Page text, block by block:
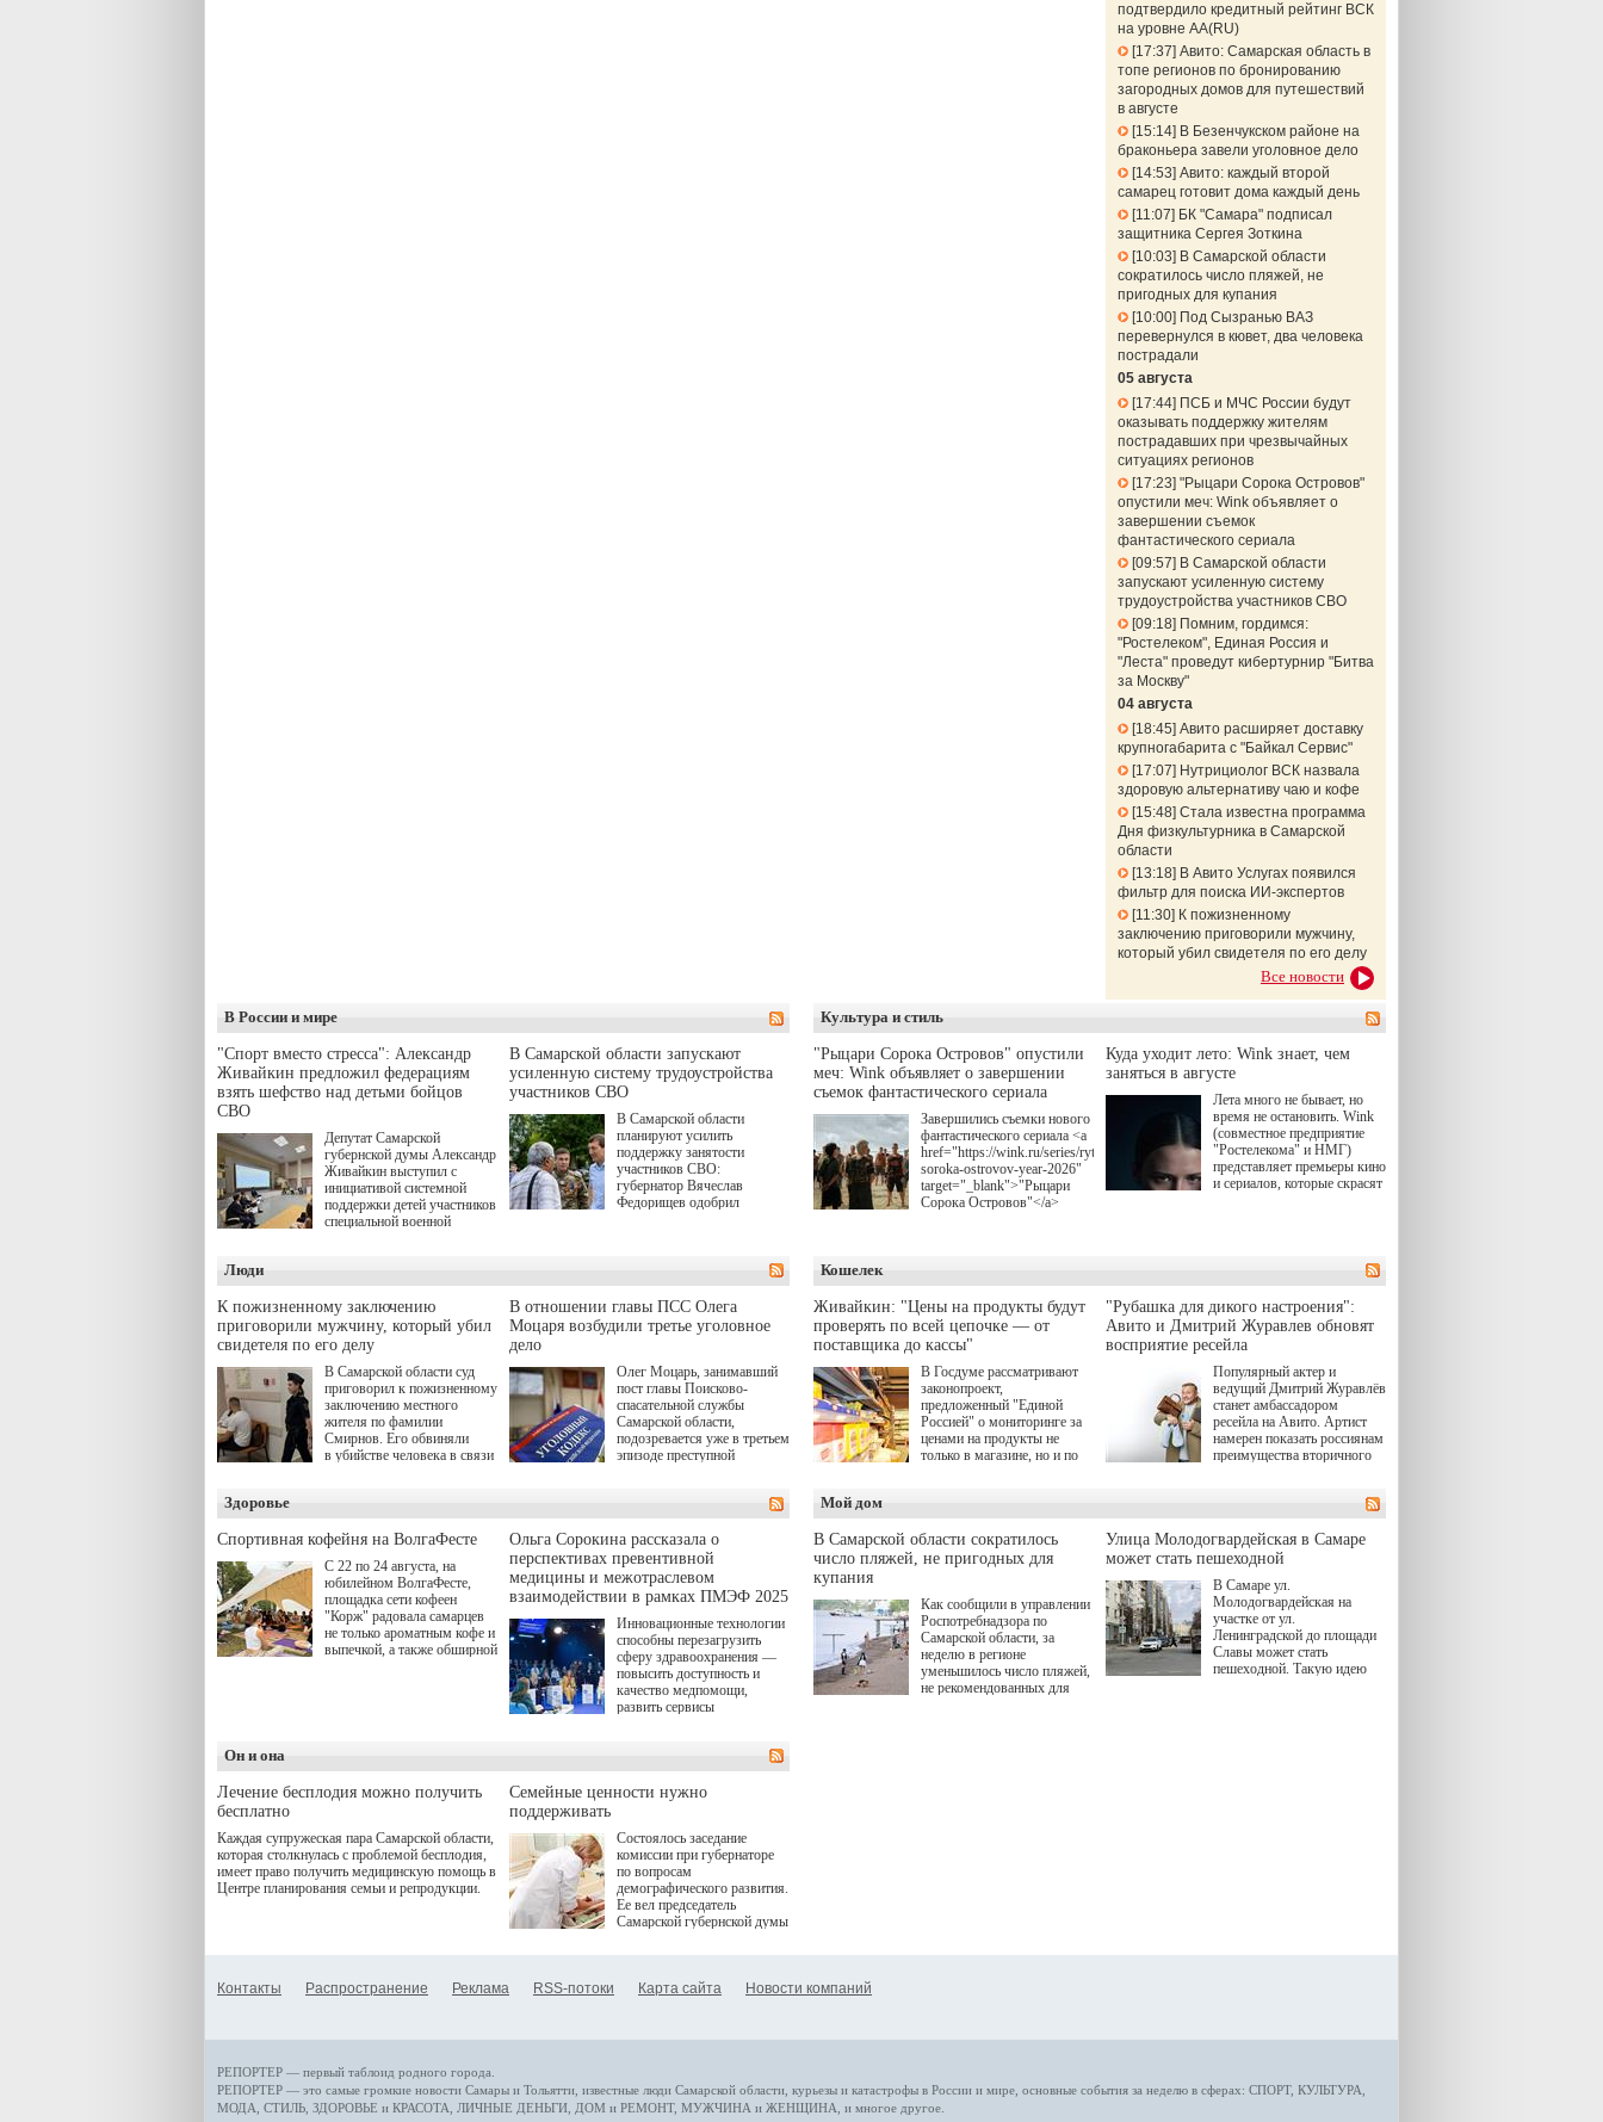
подтвердило кредитный рейтинг ВСК
на уровне АА(RU)
17:37 Авито: Самарская область в
топе регионов по бронированию
загородных домов для путешествий
в августе
15:14 В Безенчукском районе на
браконьера завели уголовное дело
14:53 Авито: каждый второй
самарец готовит дома каждый день
11:07
БК "Самара" подписал
защитника Сергея Зоткина
10:03
В Самарской области
сократилось число пляжей, не
пригодных для купания
10:00 Под Сызранью ВАЗ
перевернулся в кювет, два человека
пострадали
05 августа
17:44 ПСБ и МЧС России будут
оказывать поддержку жителям
пострадавших при чрезвычайных
ситуациях регионов
17:23 "Рыцари Сорока Островов"
опустили меч: Wink объявляет о
завершении съемок
фантастического сериала
09:57
В Самарской области
запускают усиленную систему
трудоустройства участников СВО
09:18 Помним, гордимся:
"Ростелеком", Единая Россия и
"Леста" проведут кибертурнир "Битва
за Москву"
04 августа
18:45 Авито расширяет доставку
крупногабарита с "Байкал Сервис"
17:07
Нутрициолог ВСК назвала
здоровую альтернативу чаю и кофе
15:48 Стала известна программа
Дня физкультурника в Самарской
области
13:18 В Авито Услугах появился
фильтр для поиска ИИ-экспертов
11:30 К пожизненному
заключению приговорили мужчину,
который убил свидетеля по его делу
Все новости
В России и мире
"Спорт вместо стресса": Александр
Живайкин предложил федерациям
взять шефство над детьми бойцов
СВО
Депутат Самарской
губернской думы Александр
Живайкин выступил с
инициативой системной
поддержки детей участников
специальной военной
"Помощь фронту и семьям
участников СВО", которая
прошла в Отрадном 7
августа.
В Самарской области запускают
усиленную систему трудоустройства
участников СВО
В Самарской области
планируют усилить
поддержку занятости
участников СВО:
губернатор Вячеслав
Федорищев одобрил
Живайкина, направленные
на трудоустройство и более
спокойную адаптацию к
мирной жизни.
Культура и стиль
"Рыцари Сорока Островов" опустили
меч: Wink объявляет о завершении
съемок фантастического сериала
Завершились съемки нового
фантастического сериала <a
href="https://wink.ru/series/rytsari-
soroka-ostrovov-year-2026"
target="_blank">"Рыцари
Сорока Островов"</a>
одноименного романа
Сергея Лукьяненко. Главные
роли в проекте исполнили
Артем Кошман, Полина
Гухман, Вероника
Устимова, Олег Савостюк,
Святослав Рогожан, Кузьма
Котрелёв, Никита
Кологривый, Елисей
Чучилин, Александра
Нестерова, Ника Жукова, а
Волкова в роли родителей.
Режиссер-постановщик
проекта — Егор Чичканов
(сериалы "Комбинация", "И
Куда уходит лето: Wink знает, чем
заняться в августе
Лета много не бывает, но
время не остановить. Wink
(совместное предприятие
"Ростелекома" и НМГ)
представляет премьеры кино
и сериалов, которые скрасят
target="_blank">"Холод"
</a> (18+) останется только
на экране — весь август по
четвергам продолжат
выходить новые эпизоды
сериала, в котором
беспощадным возмездием в
духе графа Монте-Кристо
занимается наша
современница.
Люди
К пожизненному заключению
приговорили мужчину, который убил
свидетеля по его делу
В Самарской области суд
приговорил к пожизненному
заключению местного
жителя по фамилии
Смирнов. Его обвиняли
в убийстве человека в связи
В отношении главы ПСС Олега
Моцаря возбудили третье уголовное
дело
Олег Моцарь, занимавший
пост главы Поисково-
спасательной службы
Самарской области,
подозревается уже в третьем
эпизоде преступной
о превышении полномочий,
а сам он находится в СИЗО.
Кошелек
Живайкин: "Цены на продукты будут
проверять по всей цепочке — от
поставщика до кассы"
В Госдуме рассматривают
законопроект,
предложенный "Единой
Россией" о мониторинге за
ценами на продукты не
только в магазине, но и по
подорожания было понятно,
где именно цена "поехала"
вверх и кто её разогнал.
"Рубашка для дикого настроения":
Авито и Дмитрий Журавлев обновят
восприятие ресейла
Популярный актер и
ведущий Дмитрий Журавлёв
станет амбассадором
ресейла на Авито. Артист
намерен показать россиянам
преимущества вторичного
для современного и умного
человека.
Здоровье
Спортивная кофейня на ВолгаФесте
С 22 по 24 августа, на
юбилейном ВолгаФесте,
площадка сети кофеен
"Корж" радовала самарцев
не только ароматным кофе и
выпечкой, а также обширной
Ольга Сорокина рассказала о
перспективах превентивной
медицины и межотраслевом
взаимодействии в рамках ПМЭФ 2025
Инновационные технологии
способны перезагрузить
сферу здравоохранения —
повысить доступность и
качество медпомощи,
развить сервисы
определенными барьерами.
К ним можно отнести
возникающие при работе с
данными пациентов. Для
более динамичного роста
проникновения инноваций в
сегмент необходимо кросс-
отраслевое взаимодействие
рассказала Ольга Сорокина,
ходе сессии "Развитие
качества жизни" в рамках
ПМЭФ 2025. В дискуссии
Мой дом
В Самарской области сократилось
число пляжей, не пригодных для
купания
Как сообщили в управлении
Роспотребнадзора по
Самарской области, за
неделю в регионе
уменьшилось число пляжей,
не рекомендованных для
Улица Молодогвардейская в Самаре
может стать пешеходной
В Самаре ул.
Молодогвардейская на
участке от ул.
Ленинградской до площади
Славы может стать
пешеходной. Такую идею
Он и она
Лечение бесплодия можно получить
бесплатно
Каждая супружеская пара Самарской области,
которая столкнулась с проблемой бесплодия,
имеет право получить медицинскую помощь в
Центре планирования семьи и репродукции.
Семейные ценности нужно
поддерживать
Состоялось заседание
комиссии при губернаторе
по вопросам
демографического развития.
Ее вел председатель
Самарской губернской думы
Контакты Распространение Реклама RSS-потоки Карта сайта Новости компаний
РЕПОРТЕР — первый таблоид родного города.
РЕПОРТЕР — это самые громкие новости Самары и Тольятти, известные люди Самарской области, курьезы и катастрофы в России и мире , основные события за неделю в сферах: СПОРТ, КУЛЬТУРА,
МОДА, СТИЛЬ ЗДОРОВЬЕ и КРАСОТА ЛИЧНЫЕ ДЕНЬГИ ДОМ и РЕМОНТ, МУЖЧИНА и ЖЕНЩИНА , и многое другое